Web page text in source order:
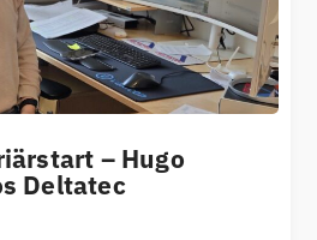
– Hugo
Deltatec